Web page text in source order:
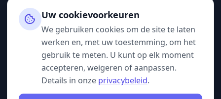
Adminzone
Privacybeleid
Gebruiksvoorwaarden
VOLG ONS
Uw cookievoorkeuren
We gebruiken cookies om de site te laten
werken en, met uw toestemming, om het
gebruik te meten. U kunt op elk moment
accepteren, weigeren of aanpassen.
Details in onze privacybeleid.